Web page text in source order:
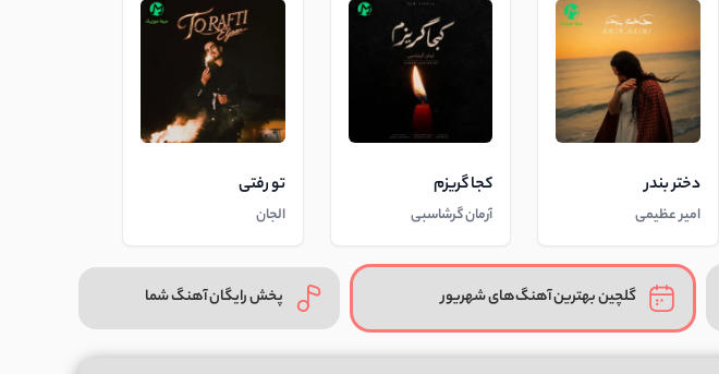
دختر بندر
امیر عظیمی
کجا گریزم
آرمان گرشاسبی
تو رفتی
الجان
گلچین بهترین آهنگ‌های شهریور پخش رایگان آهنگ شما